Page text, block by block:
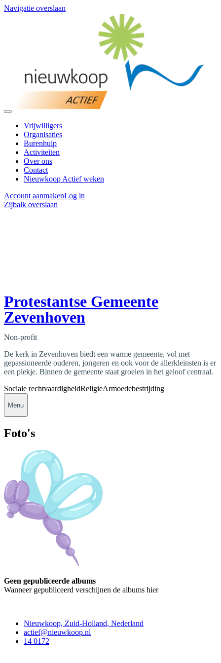
Navigatie overslaan
Vrijwilligers
Organisaties
Burenhulp
Activiteiten
Over ons
Contact
Nieuwkoop Actief weken
Account aanmakenLog in
Zijbalk overslaan
Protestantse Gemeente
Zevenhoven
Non-profit
De kerk in Zevenhoven biedt een warme gemeente, vol met
gepassioneerde ouderen, jongeren en ook voor de allerkleinsten is er
een plekje. Binnen de gemeente staat groeien in het geloof centraal.
Sociale rechtvaardigheidReligieArmoedebestrijding
Menu
Foto's
Geen gepubliceerde albums
Wanneer gepubliceerd verschijnen de albums hier
Nieuwkoop, Zuid-Holland, Nederland
actief@nieuwkoop.nl
14 0172